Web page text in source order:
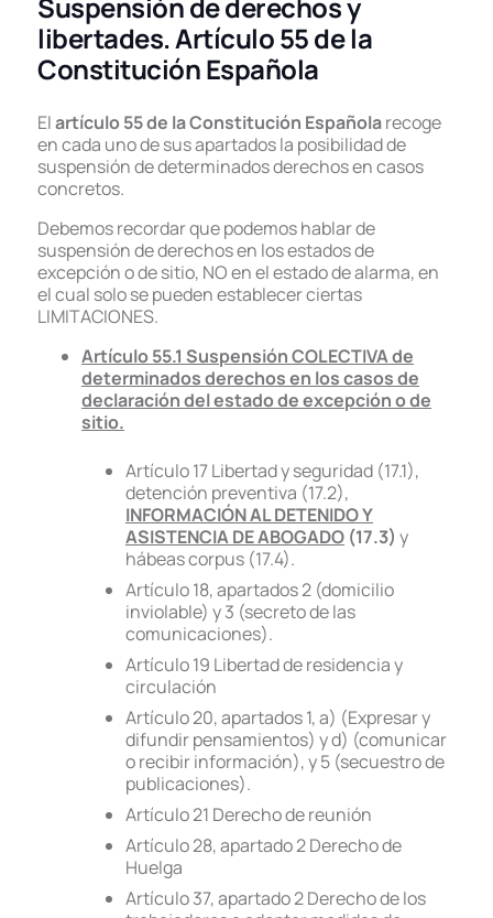
libertades. Artículo 55 de la
Constitución Española
Elartículo 55 de la Constitución Españolarecoge
en cada uno de sus apartados la posibilidad de
suspensión de determinados derechos en casos
concretos.
Debemos recordar que podemos hablar de
suspensión de derechos en los estados de
excepción o de sitio, NO en el estado de alarma, en
el cual solo se pueden establecer ciertas
LIMITACIONES.
Artículo 55.1 Suspensión COLECTIVA de
determinados derechos en los casos de
declaración del estado de excepción o de
sitio.
Artículo 17 Libertad y seguridad (17.1),
detención preventiva (17.2),
INFORMACIÓN AL DETENIDO Y
ASISTENCIA DE ABOGADO (17.3) y
hábeas corpus (17.4).
Artículo 18, apartados 2 (domicilio
inviolable) y 3 (secreto de las
comunicaciones).
Artículo 19 Libertad de residencia y
circulación
Artículo 20, apartados 1, a) (Expresar y
difundir pensamientos) y d) (comunicar
o recibir información), y 5 (secuestro de
publicaciones).
Artículo 21 Derecho de reunión
Artículo 28, apartado 2 Derecho de
Huelga
Artículo 37, apartado 2 Derecho de los